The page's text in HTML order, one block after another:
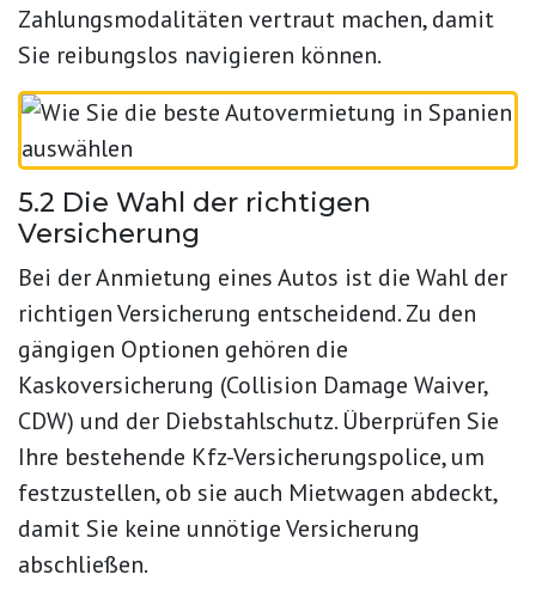
Zahlungsmodalitäten vertraut machen, damit
Sie reibungslos navigieren können.
5.2 Die Wahl der richtigen
Versicherung
Bei der Anmietung eines Autos ist die Wahl der
richtigen Versicherung entscheidend. Zu den
gängigen Optionen gehören die
Kaskoversicherung (Collision Damage Waiver,
CDW) und der Diebstahlschutz. Überprüfen Sie
Ihre bestehende Kfz-Versicherungspolice, um
festzustellen, ob sie auch Mietwagen abdeckt,
damit Sie keine unnötige Versicherung
abschließen.